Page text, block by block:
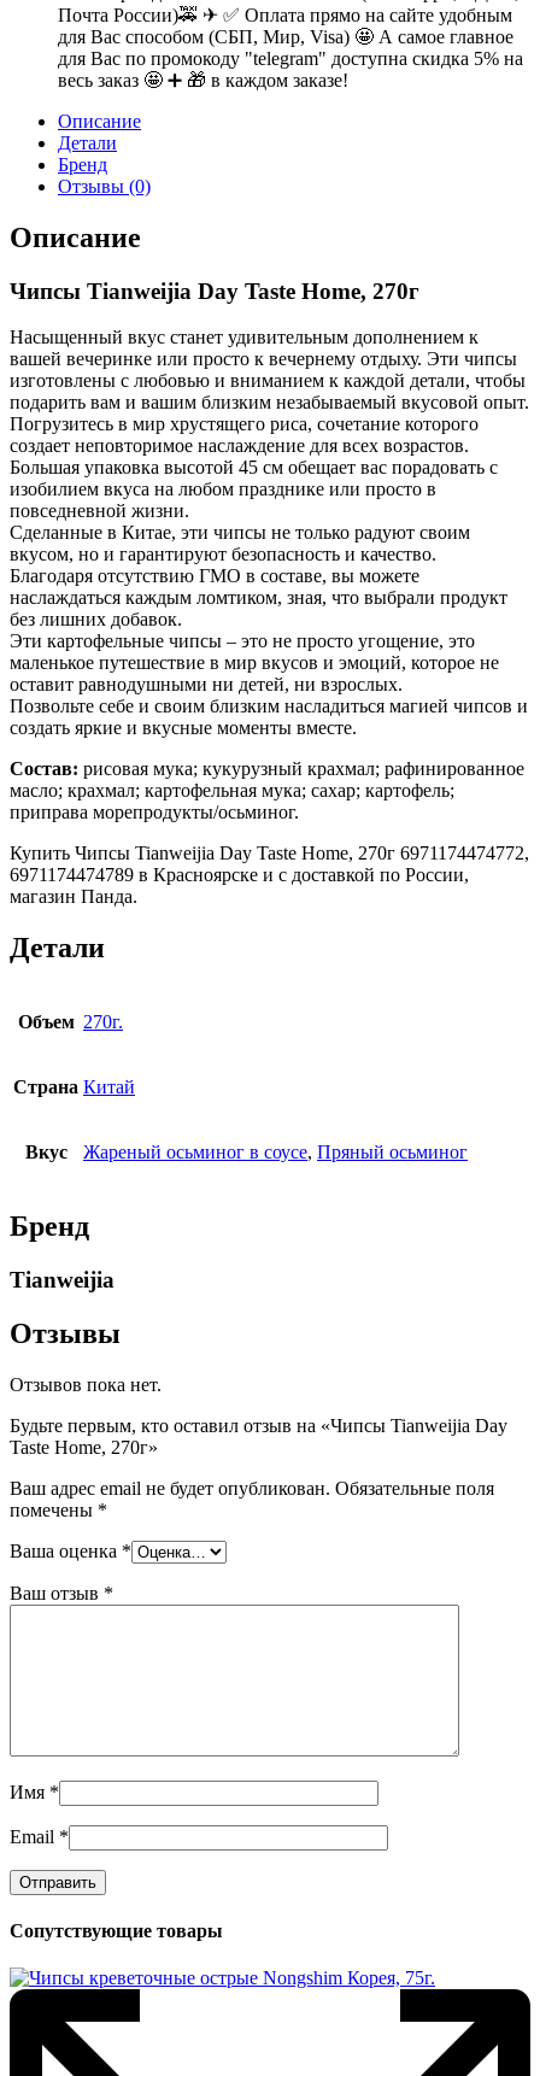
Почта России)🚕 ✈ ✅ Оплата прямо на сайте удобным
для Вас способом (СБП, Мир, Visa) 🤩 А самое главное
для Вас по промокоду "telegram" доступна скидка 5% на
весь заказ 🤩 ➕ 🎁 в каждом заказе!
Описание
Детали
Бренд
Отзывы (0)
Описание
Чипсы Tianweijia Day Taste Home, 270г
Насыщенный вкус станет удивительным дополнением к
вашей вечеринке или просто к вечернему отдыху. Эти чипсы
изготовлены с любовью и вниманием к каждой детали, чтобы
подарить вам и вашим близким незабываемый вкусовой опыт.
Погрузитесь в мир хрустящего риса, сочетание которого
создает неповторимое наслаждение для всех возрастов.
Большая упаковка высотой 45 см обещает вас порадовать с
изобилием вкуса на любом празднике или просто в
повседневной жизни.
Сделанные в Китае, эти чипсы не только радуют своим
вкусом, но и гарантируют безопасность и качество.
Благодаря отсутствию ГМО в составе, вы можете
наслаждаться каждым ломтиком, зная, что выбрали продукт
без лишних добавок.
Эти картофельные чипсы – это не просто угощение, это
маленькое путешествие в мир вкусов и эмоций, которое не
оставит равнодушными ни детей, ни взрослых.
Позвольте себе и своим близким насладиться магией чипсов и
создать яркие и вкусные моменты вместе.
Состав: рисовая мука; кукурузный крахмал; рафинированное
масло; крахмал; картофельная мука; сахар; картофель;
приправа морепродукты/осьминог.
Купить Чипсы Tianweijia Day Taste Home, 270г 6971174474772,
6971174474789 в Красноярске и с доставкой по России,
магазин Панда.
Детали
Объем 270г.
Страна Китай
Вкус Жареный осьминог в соусе, Пряный осьминог
Бренд
Tianweijia
Отзывы
Отзывов пока нет.
Будьте первым, кто оставил отзыв на «Чипсы Tianweijia Day
Taste Home, 270г»
Ваш адрес email не будет опубликован. Обязательные поля
помечены *
Ваша оценка *
Ваш отзыв *
Имя *
Email *
Сопутствующие товары